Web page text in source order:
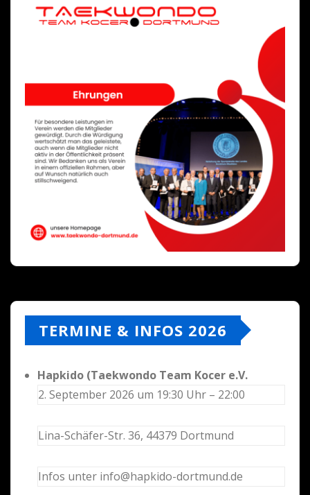
TERMINE & INFOS 2026
Hapkido (Taekwondo Team Kocer e.V.
2. September 2026 um 19:30 Uhr – 22:00
Lina-Schäfer-Str. 36, 44379 Dortmund
Infos unter info@hapkido-dortmund.de